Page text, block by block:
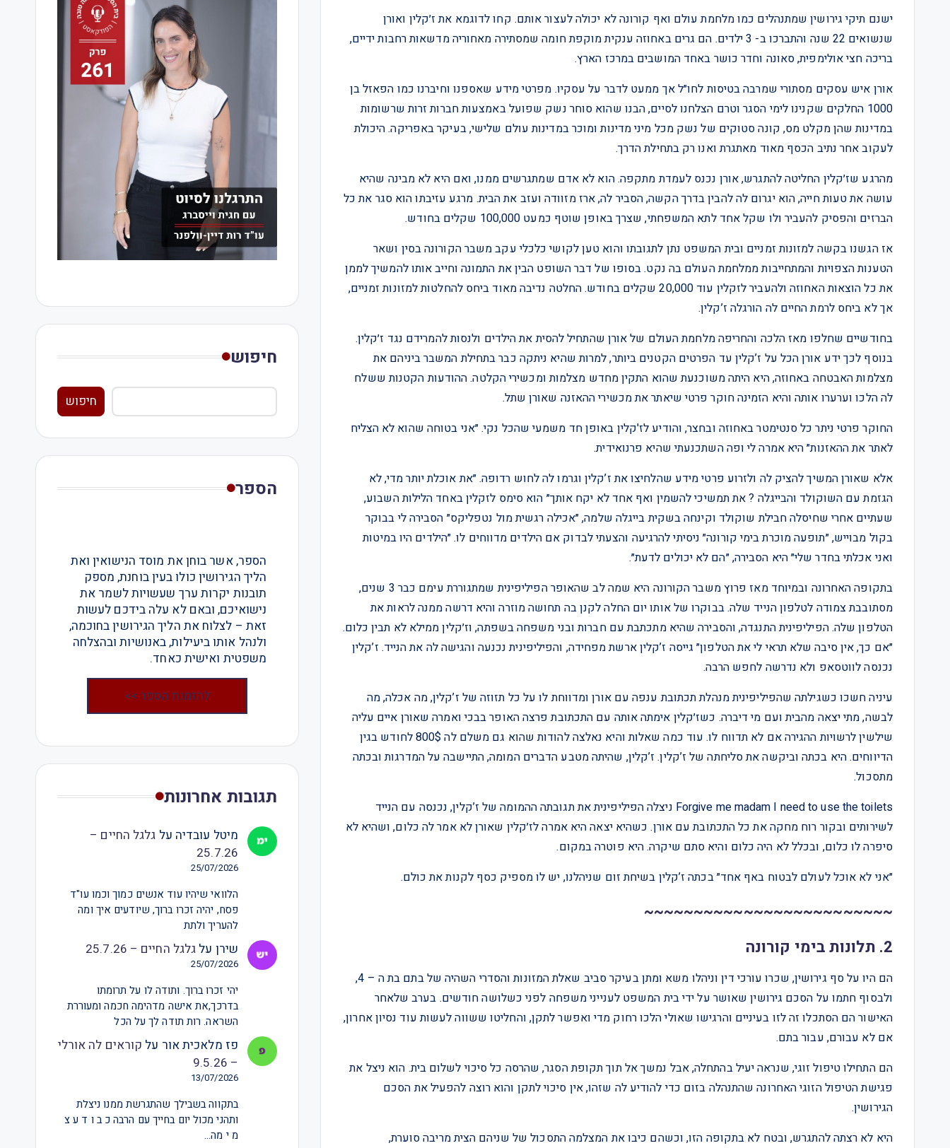
ישנם תיקי גירושין שמתנהלים כמו מלחמת עולם ואף קורונה לא יכולה לעצור אותם. קחו לדוגמא את ז׳קלין ואורן
שנשואים 22 שנה והתברכו ב- 3 ילדים. הם גרים באחוזה ענקית מוקפת חומה שמסתירה מאחוריה מדשאות רחבות ידיים,
בריכה חצי אולימפית, סאונה וחדר כושר באחד המושבים במרכז הארץ.
אורן איש עסקים מסתורי שמרבה בטיסות לחו״ל אך ממעט לדבר על עסקיו. מפרטי מידע שאספנו וחיברנו כמו הפאזל בן
1000 החלקים שקנינו לימי הסגר וטרם הצלחנו לסיים, הבנו שהוא סוחר נשק שפועל באמצעות חברות זרות שרשומות
במדינות שהן מקלט מס, קונה סטוקים של נשק מכל מיני מדינות ומוכר במדינות עולם שלישי, בעיקר באפריקה. היכולת
לעקוב אחר נתיב הכסף מאוד מאתגרת ואנו רק בתחילת הדרך.
מהרגע שז׳קלין החליטה להתגרש, אורן נכנס לעמדת מתקפה. הוא לא אדם שמתגרשים ממנו, ואם היא לא מבינה שהיא
עושה את טעות חייה, הוא יגרום לה להבין בדרך הקשה, הסביר לה, ארז מזוודה ועזב את הבית. מרגע עזיבתו הוא סגר את כל
הברזים והפסיק להעביר ולו שקל אחד לתא המשפחתי, שצרך באופן שוטף כמעט 100,000 שקלים בחודש.
אז הגשנו בקשה למזונות זמניים ובית המשפט נתן לתגובתו והוא טען לקושי כלכלי עקב משבר הקורונה בסין ושאר
הטענות הצפויות והמתחייבות ממלחמת העולם בה נקט. בסופו של דבר השופט הבין את התמונה וחייב אותו להמשיך לממן
את כל הוצאות האחוזה ולהעביר לזקלין עוד 20,000 שקלים בחודש. החלטה נדיבה מאוד ביחס להחלטות למזונות זמניים,
אך לא ביחס לרמת החיים לה הורגלה ז’קלין.
בחודשיים שחלפו מאז הלכה והחריפה מלחמת העולם של אורן שהתחיל להסית את הילדים ולנסות להמרידם נגד ז׳קלין.
בנוסף לכך ידע אורן הכל על ז’קלין עד הפרטים הקטנים ביותר, למרות שהיא ניתקה כבר בתחילת המשבר ביניהם את
מצלמות האבטחה באחוזה, היא היתה משוכנעת שהוא התקין מחדש מצלמות ומכשירי הקלטה. ההודעות הקטנות ששלח
לה הלכו וערערו אותה והיא הזמינה חוקר פרטי שיאתר את מכשירי ההאזנה שאורן שתל.
החוקר פרטי ניתר כל סנטימטר באחוזה ובחצר, והודיע לז'קלין באופן חד משמעי שהכל נקי. ״אני בטוחה שהוא לא הצליח
לאתר את ההאזנות״ היא אמרה לי ופה השתכנעתי שהיא פרנואידית.
אלא שאורן המשיך להציק לה ולזרוע פרטי מידע שהלחיצו את ז’קלין וגרמו לה לחוש רדופה. ״את אוכלת יותר מדי, לא
הגזמת עם השוקולד והבייגלה ? את תמשיכי להשמין ואף אחד לא יקח אותך״ הוא סימס לזקלין באחד הלילות השבוע,
שעתיים אחרי שחיסלה חבילת שוקולד וקינחה בשקית בייגלה שלמה, ״אכילה רגשית מול נטפליקס״ הסבירה לי בבוקר
בקול מבוייש, ״תופעה מוכרת בימי קורונה״ ניסיתי להרגיעה והצעתי לבדוק אם הילדים מדווחים לו. ״הילדים היו במיטות
ואני אכלתי בחדר שלי״ היא הסבירה, ״הם לא יכולים לדעת״.
בתקופה האחרונה ובמיוחד מאז פרוץ משבר הקורונה היא שמה לב שהאופר הפיליפינית שמתגוררת עימם כבר 3 שנים,
מסתובבת צמודה לטלפון הנייד שלה. בבוקרו של אותו יום החלה לקנן בה תחושה מוזרה והיא דרשה ממנה לראות את
הטלפון שלה. הפיליפינית התנגדה, והסבירה שהיא מתכתבת עם חברות ובני משפחה בשפתה, וז׳קלין ממילא לא תבין כלום.
״אם כך, אין סיבה שלא תראי לי את הטלפון״ גייסה ז’קלין ארשת מפחידה, והפיליפינית נכנעה והגישה לה את הנייד. ז’קלין
נכנסה לווטסאפ ולא נדרשה לחפש הרבה.
עיניה חשכו כשגילתה שהפיליפינית מנהלת תכתובת ענפה עם אורן ומדווחת לו על כל תזוזה של ז’קלין, מה אכלה, מה
לבשה, מתי יצאה מהבית ועם מי דיברה. כשז׳קלין אימתה אותה עם התכתובת פרצה האופר בבכי ואמרה שאורן איים עליה
שילשין לרשויות ההגירה אם לא תדווח לו. עוד כמה שאלות והיא נאלצה להודות שהוא גם משלם לה 800$ לחודש בגין
הדיווחים. היא בכתה וביקשה את סליחתה של ז’קלין. ז’קלין, שהיתה מטבע הדברים המומה, התיישבה על המדרגות ובכתה
מתסכול.
Forgive me madam I need to use the toilets ניצלה הפיליפינית את תגובתה ההמומה של ז’קלין, נכנסה עם הנייד
לשירותים ובקור רוח מחקה את כל התכתובת עם אורן. כשהיא יצאה היא אמרה לז׳קלין שאורן לא אמר לה כלום, ושהיא לא
סיפרה לו כלום, ובכלל לא היה כלום והיא סתם שיקרה. היא פוטרה במקום.
״אני לא אוכל לעולם לבטוח באף אחד״ בכתה ז’קלין בשיחת זום שניהלנו, יש לו מספיק כסף לקנות את כולם.
~~~~~~~~~~~~~~~~~~~~~~~~~
2. תלונות בימי קורונה
הם היו על סף גירושין, שכרו עורכי דין וניהלו משא ומתן בעיקר סביב שאלת המזונות והסדרי השהיה של בתם בת ה – 4,
ולבסוף חתמו על הסכם גירושין שאושר על ידי בית המשפט לענייני משפחה לפני כשלושה חודשים. בערב שלאחר
האישור הם הסתכלו זה לזו בעיניים והרגישו שאולי הלכו רחוק מדי ואפשר לתקן, והחליטו ששווה לעשות עוד נסיון אחרון,
אם לא עבורם, עבור בתם.
הם התחילו טיפול זוגי, שנראה יעיל בהתחלה, אבל נמשך אל תוך תקופת הסגר, שהרסה כל סיכוי לשלום בית. הוא ניצל את
פגישת הטיפול הזוגי האחרונה שהתנהלה בזום כדי להודיע לה שזהו, אין סיכוי לתקן והוא רוצה להפעיל את הסכם
הגירושין.
היא לא רצתה להתגרש, ובטח לא בתקופה הזו, וכשהם כיבו את המצלמה התסכול של שניהם הצית מריבה סוערת,
חיפוש
חיפוש
הספר
הספר, אשר בוחן את מוסד הנישואין ואת
הליך הגירושין כולו בעין בוחנת, מספק
תובנות יקרות ערך שעשויות לשמר את
נישואיכם, ובאם לא עלה בידכם לעשות
זאת – לצלוח את הליך הגירושין בחוכמה,
ולנהל אותו ביעילות, באנושיות ובהצלחה
משפטית ואישית כאחד.
להזמנת הספר >>
תגובות אחרונות
מיטל עובדיה על גלגל החיים –
25.7.26
25/07/2026
הלוואי שיהיו עוד אנשים כמוך וכמו עו"ד
פסח, יהיה זכרו ברוך, שיודעים איך ומה
להעריך ולתת
שירן על גלגל החיים – 25.7.26
25/07/2026
יהי זכרו ברוך. ותודה לו על תרומתו
בדרכך,את אישה מדהימה חכמה ומעוררת
השראה. רות תודה לך על הכל
פז מלאכית אור על קוראים לה אורלי
– 9.5.26
13/07/2026
בתקווה בשבילך שהתגרשת ממנו ניצלת
ותהני מכול יום בחייך עם הרבה כ ב ו ד ע צ
מ י מה…